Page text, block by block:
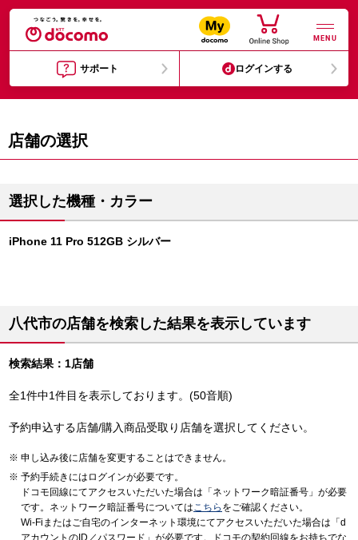
MENU
サポート ログインする
店舗の選択
選択した機種・カラー
iPhone 11 Pro 512GB シルバー
八代市の店舗を検索した結果を表示しています
検索結果：1店舗
全1件中1件目を表示しております。(50音順)
予約申込する店舗/購入商品受取り店舗を選択してください。
申し込み後に店舗を変更することはできません。
予約手続きにはログインが必要です。
ドコモ回線にてアクセスいただいた場合は「ネットワーク暗証番号」が必要
です。ネットワーク暗証番号についてはこちら をご確認ください。
Wi-Fiまたはご自宅のインターネット環境にてアクセスいただいた場合は「d
アカウントのID／パスワード」が必要です。ドコモの契約回線をお持ちでな